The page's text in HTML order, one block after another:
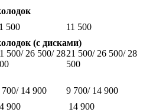
500
11 500
(с дисками)
500/ 26 500/ 2821 500/ 26 500/ 28
500
700/ 14 900
9 700/ 14 900
900
14 900